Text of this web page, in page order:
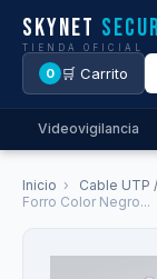
Skynet
TIENDA OFICIAL
0 🛒 Carrito
Videovigilancia
Inicio › Cable UTP
Forro Color Negro...